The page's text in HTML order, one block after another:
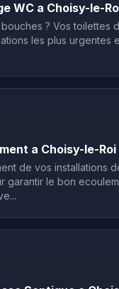
WC a Choisy-le-
? Vos toilettes
les plus urgentes
a Choisy-le-Roi
de vos installations
garantir le bon